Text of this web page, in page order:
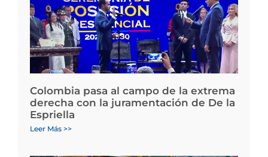
Colombia pasa al campo de la extrema
derecha con la juramentación de De la
Espriella
Leer Más >>